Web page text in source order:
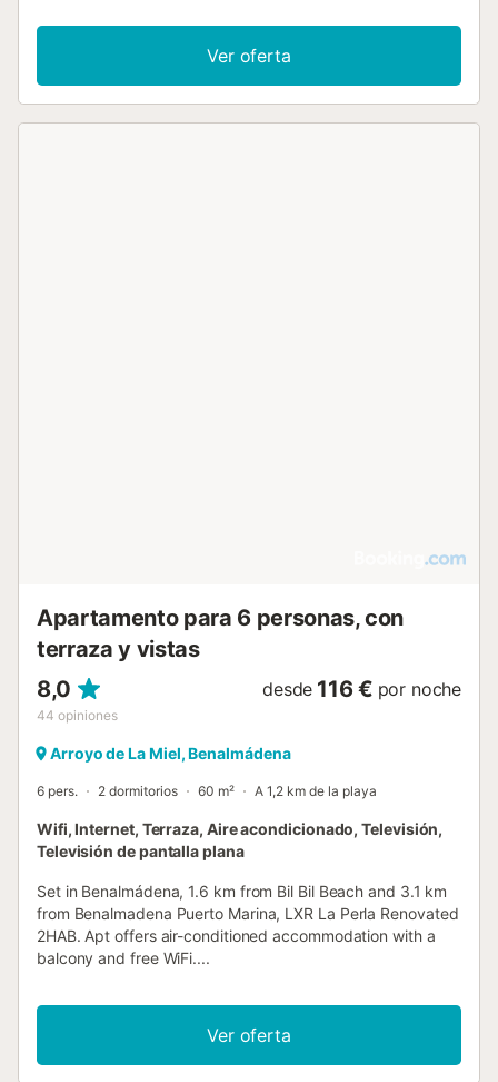
Ver oferta
Apartamento para 6 personas, con
terraza y vistas
8,0
44 opiniones
desde 116 € por noche
Arroyo de La Miel, Benalmádena
6 pers. 2 dormitorios 60 m² A 1,2 km de la playa
Wifi, Internet, Terraza, Aire acondicionado, Televisión,
Televisión de pantalla plana
Set in Benalmádena, 1.6 km from Bil Bil Beach and 3.1 km
from Benalmadena Puerto Marina, LXR La Perla Renovated
2HAB. Apt offers air-conditioned accommodation with a
balcony and free WiFi....
Ver oferta